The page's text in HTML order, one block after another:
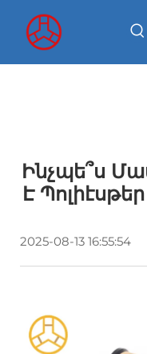
Ինչպե՞ս
Է
2025-08-13 16:55:54